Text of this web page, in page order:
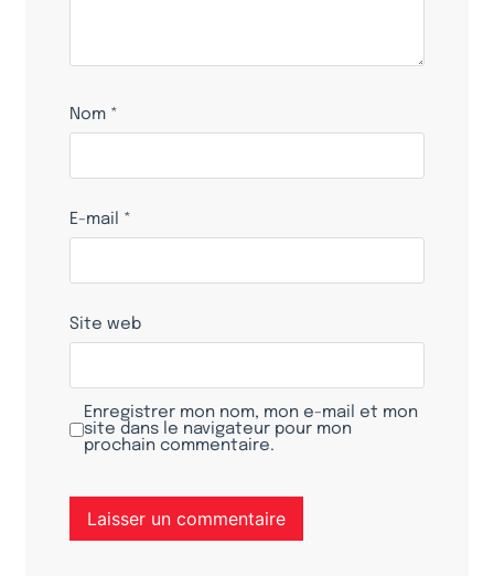
Nom *
E-mail *
Site web
Enregistrer mon nom, mon e-mail et mon
site dans le navigateur pour mon
prochain commentaire.